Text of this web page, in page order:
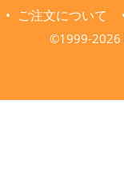
ご注文について
©1999-2026